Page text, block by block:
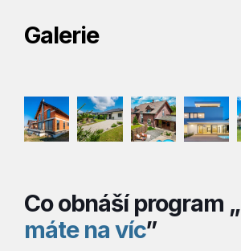
Galerie
Co obnáší program „
máte na víc”